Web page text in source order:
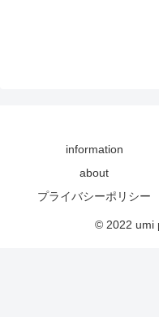
information
about
プライバシーポリシー
© 2022 umi